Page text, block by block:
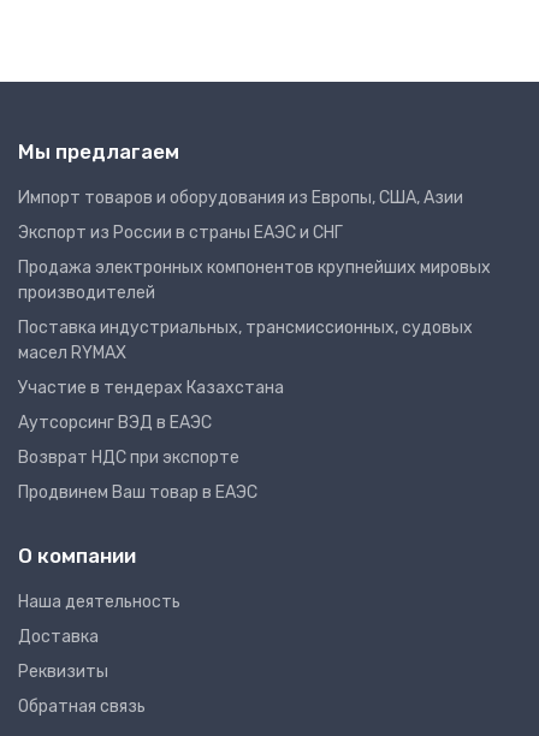
Мы предлагаем
Импорт товаров и оборудования из Европы, США, Азии
Экспорт из России в страны ЕАЭС и СНГ
Продажа электронных компонентов крупнейших мировых
производителей
Поставка индустриальных, трансмиссионных, судовых
масел RYMAX
Участие в тендерах Казахстана
Аутсорсинг ВЭД в ЕАЭС
Возврат НДС при экспорте
Продвинем Ваш товар в ЕАЭС
О компании
Наша деятельность
Доставка
Реквизиты
Обратная связь